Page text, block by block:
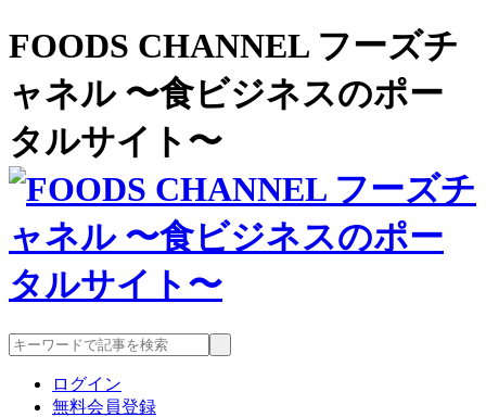
FOODS CHANNEL フーズチ
ャネル 〜食ビジネスのポー
タルサイト〜
ログイン
無料会員登録